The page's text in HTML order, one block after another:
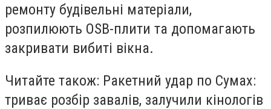
ремонту будівельні матеріали,
розпилюють OSB-плити та допомагають
закривати вибиті вікна.
Читайте також: Ракетний удар по Сумах:
триває розбір завалів, залучили кінологів